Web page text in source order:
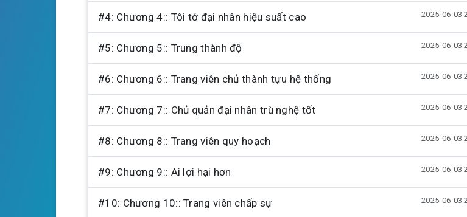
#4: Chương 4:: Tôi tớ đại nhân hiệu suất cao 2025-06-03
#5: Chương 5:: Trung thành độ 2025-06-03
#6: Chương 6:: Trang viên chủ thành tựu hệ thống 2025-06-03
#7: Chương 7:: Chủ quản đại nhân trù nghệ tốt 2025-06-03
#8: Chương 8:: Trang viên quy hoạch 2025-06-03
#9: Chương 9:: Ai lợi hại hơn 2025-06-03
#10: Chương 10:: Trang viên chấp sự 2025-06-03